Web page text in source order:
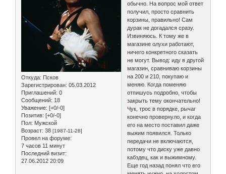
Откуда: Псков
Зарегистрирован: 05.03.2012
Приглашений: 0
Сообщений: 18
Уважение: [+0/-0]
Позитив: [+0/-0]
Пол: Мужской
Возраст: 38 [1987-11-28]
Провел на форуме:
7 часов 11 минут
Последний визит:
27.06.2012 20:09
обычно. На вопрос мой ответ
получил, просто сравнить
корзины, правильно! Сам
дурак не догадался сразу.
Извиняюсь. К тому же в
магазине олухи работают,
ничего конкретного сказать
не могут. Вывод: иду в другой
магазин, сравниваю корзины
на 200 и 210, покупаю и
меняю. Когда поменяю
отпишусь подробно, чтобы
закрыть тему окончательно!
Чук, трос в порядке, рычаг
конечно провернуло, и когда
его на место поставил даже
выжим появился. Только
передачи не включаются,
потому что диску уже давно
кабздец, как и выжимному.
Еще год назад понял что его